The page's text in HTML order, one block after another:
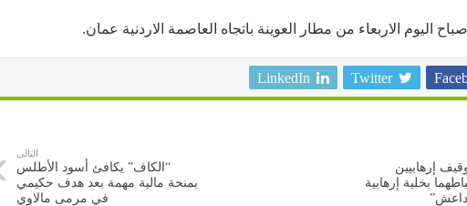
اليوم الاربعاء من مطار العوينة باتجاه العاصمة الاردنية عمان.
Twitter
LinkedIn
إرهابيين
بخلية إرهابية
التالى
“الكاف” يكافئ أسود الأطلس
بمنحة مالية مهمة بعد هدف حكيمي
في مرمى مالاوي